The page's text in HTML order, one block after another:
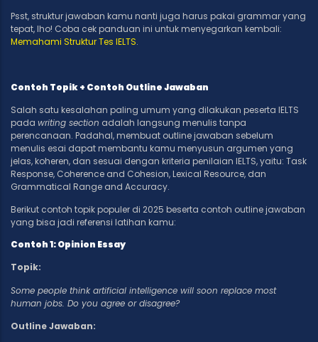
Psst, struktur jawaban kamu nanti juga harus pakai grammar yang
tepat, lho! Coba cek panduan ini untuk menyegarkan kembali:
Memahami Struktur Tes IELTS.
Contoh Topik + Contoh Outline Jawaban
Salah satu kesalahan paling umum yang dilakukan peserta IELTS
pada writing section adalah langsung menulis tanpa
perencanaan. Padahal, membuat outline jawaban sebelum
menulis esai dapat membantu kamu menyusun argumen yang
jelas, koheren, dan sesuai dengan kriteria penilaian IELTS, yaitu: Task
Response, Coherence and Cohesion, Lexical Resource, dan
Grammatical Range and Accuracy.
Berikut contoh topik populer di 2025 beserta contoh outline jawaban
yang bisa jadi referensi latihan kamu:
Contoh 1: Opinion Essay
Topik:
Some people think artificial intelligence will soon replace most
human jobs. Do you agree or disagree?
Outline Jawaban: